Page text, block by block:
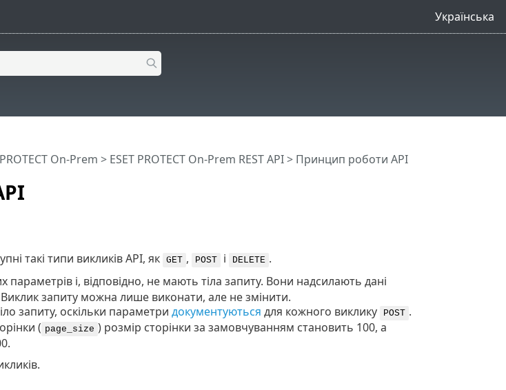
Українська
On-Prem > ESET PROTECT On-Prem REST API> Принцип роботи API
такі типи викликів API, як GET , POST і DELETE .
параметрів і, відповідно, не мають тіла запиту. Вони надсилають дані
запиту можна лише виконати, але не змінити.
запиту, оскільки параметри документуються для кожного виклику POST .
( page_size ) розмір сторінки за замовчуванням становить 100, а